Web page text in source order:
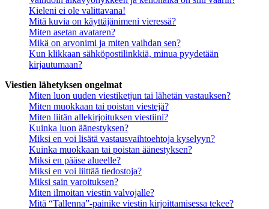
Kieleni ei ole valittavana!
Mitä kuvia on käyttäjänimeni vieressä?
Miten asetan avataren?
Mikä on arvonimi ja miten vaihdan sen?
Kun klikkaan sähköpostilinkkiä, minua pyydetään
kirjautumaan?
Viestien lähetyksen ongelmat
Miten luon uuden viestiketjun tai lähetän vastauksen?
Miten muokkaan tai poistan viestejä?
Miten liitän allekirjoituksen viestiini?
Kuinka luon äänestyksen?
Miksi en voi lisätä vastausvaihtoehtoja kyselyyn?
Kuinka muokkaan tai poistan äänestyksen?
Miksi en pääse alueelle?
Miksi en voi liittää tiedostoja?
Miksi sain varoituksen?
Miten ilmoitan viestin valvojalle?
Mitä “Tallenna”-painike viestin kirjoittamisessa tekee?